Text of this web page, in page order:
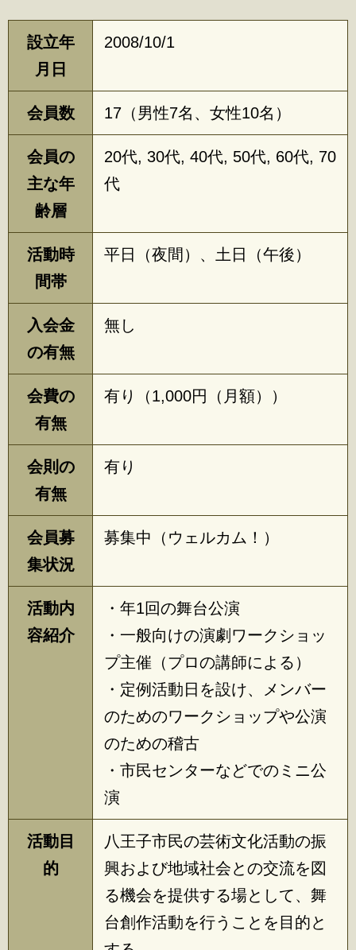
設立年
月日
2008/10/1
会員数 17（男性7名、女性10名）
会員の
主な年
齢層
20代, 30代, 40代, 50代, 60代, 70
代
活動時
間帯
平日（夜間）、土日（午後）
入会金
の有無
無し
会費の
有無
有り（1,000円（月額））
会則の
有無
有り
会員募
集状況
募集中（ウェルカム！）
活動内
容紹介
・年1回の舞台公演
・一般向けの演劇ワークショッ
プ主催（プロの講師による）
・定例活動日を設け、メンバー
のためのワークショップや公演
のための稽古
・市民センターなどでのミニ公
演
活動目
的
八王子市民の芸術文化活動の振
興および地域社会との交流を図
る機会を提供する場として、舞
台創作活動を行うことを目的と